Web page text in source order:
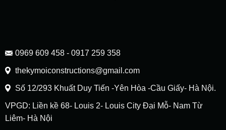
0969 609 458 - 0917 259 358
thekymoiconstructions@gmail.com
Số 12/293 Khuất Duy Tiến -Yên Hòa -Cầu Giấy- Hà Nội.
VPGD: Liền kề 68- Louis 2- Louis City Đại Mỗ- Nam Từ
Liêm- Hà Nội